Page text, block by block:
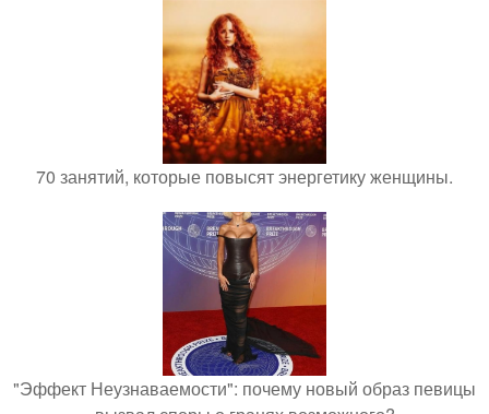
70 занятий, которые повысят энергетику женщины.
"Эффект Неузнаваемости": почему новый образ певицы